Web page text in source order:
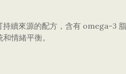
續來源的配方，含有 omega-3
情緒平衡。